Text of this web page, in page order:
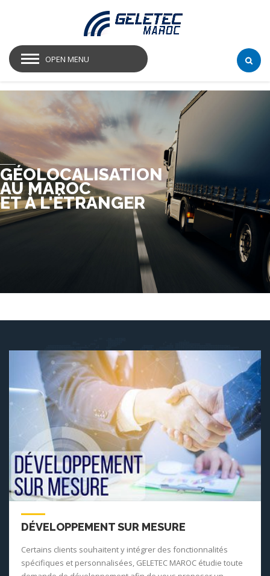
OPEN MENU
ET À L'ÉTRANGER
AU MAROC
GÉOLOCALISATION
DÉVELOPPEMENT SUR MESURE
Certains clients souhaitent y intégrer des fonctionnalités
spécifiques et personnalisées, GELETEC MAROC étudie toute